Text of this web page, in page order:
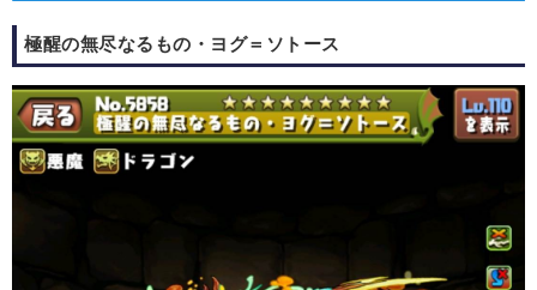
極醒の無尽なるもの・ヨグ＝ソトース